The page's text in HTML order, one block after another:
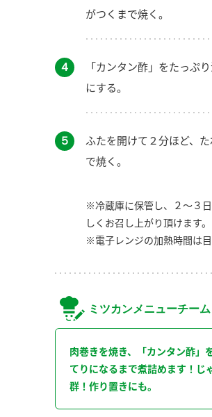
がつくまで焼く。
４
「カンタン酢」をたっぷ
にする。
５
ふたを開けて２分ほど、
で焼く。
※冷蔵庫に保管し、２～３
しくお召し上がり頂けます。
※電子レンジの加熱時間は
ミツカンメニューチーム
肉巻きを焼き、「カンタン酢」
てりになるまで煮詰めます！じ
群！作り置きにも。